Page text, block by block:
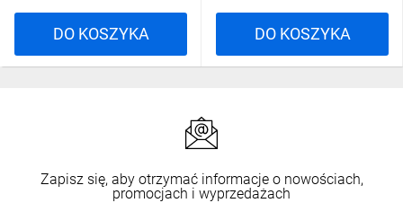
DO KOSZYKA DO KOSZYKA
Zapisz się, aby otrzymać informacje o nowościach,
promocjach i wyprzedażach